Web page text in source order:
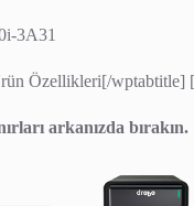
3A31
Özellikleri[/wptabtitle]
arkanızda bırakın.